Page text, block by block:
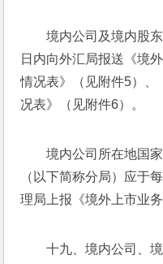
境内公司及境内股
日内向外汇局报送《境
情况表》（见附件5）、
况表》（见附件6）。
境内公司所在地国
（以下简称分局）应于
理局上报《境外上市业
十九、境内公司、